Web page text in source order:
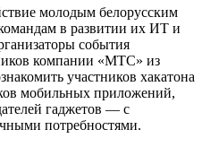
молодым белорусским
в развитии их ИТ и
события
компании «МТС» из
участников хакатона
мобильных приложений,
гаджетов — с
потребностями.